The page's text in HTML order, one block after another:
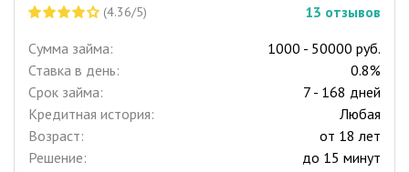
(4.36/5) 13 отзывов
Сумма займа:
1000 - 50000 руб.
Ставка в день:
0.8%
Срок займа:
7 - 168 дней
Кредитная история:
Любая
Возраст:
от 18 лет
Решение:
до 15 минут